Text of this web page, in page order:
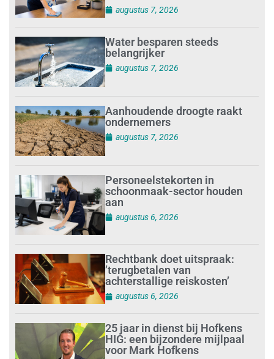
augustus 7, 2026
Water besparen steeds
belangrijker
augustus 7, 2026
Aanhoudende droogte raakt
ondernemers
augustus 7, 2026
Personeelstekorten in
schoonmaak-sector houden
aan
augustus 6, 2026
Rechtbank doet uitspraak:
’terugbetalen van
achterstallige reiskosten’
augustus 6, 2026
25 jaar in dienst bij Hofkens
HIG: een bijzondere mijlpaal
voor Mark Hofkens